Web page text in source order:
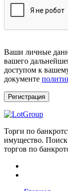
Ваши личные
вашего
доступом к
документе
Регистрация
Торги по
имущество.
торгов по